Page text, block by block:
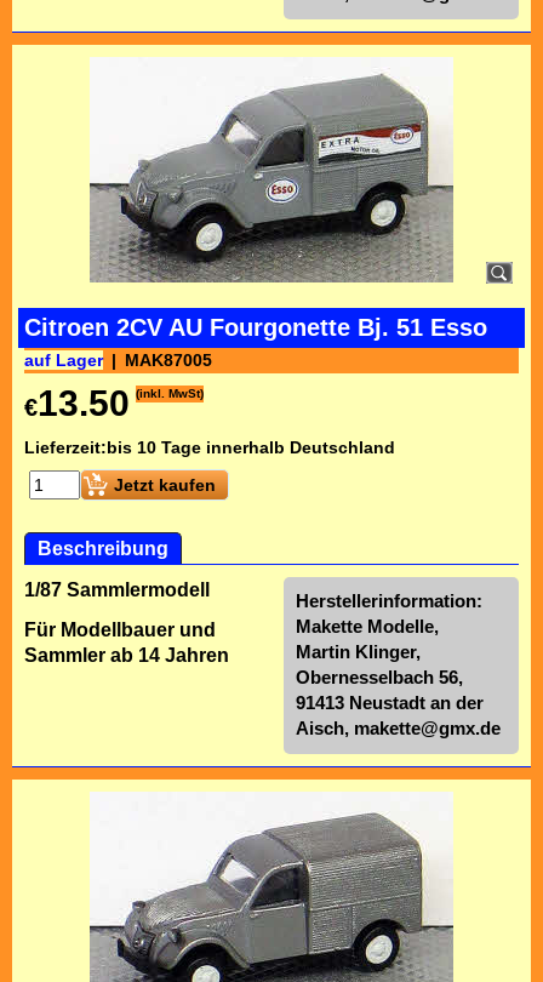
Citroen 2CV AU Fourgonette Bj. 51 Esso
auf Lager MAK87005
€13.50 (inkl. MwSt)
Lieferzeit:bis 10 Tage innerhalb Deutschland
Jetzt kaufen
Beschreibung
Herstellerinformation:
Makette Modelle,
Martin Klinger,
Obernesselbach 56,
91413 Neustadt an der
Aisch, makette@gmx.de
1/87 Sammlermodell
Für Modellbauer und
Sammler ab 14 Jahren